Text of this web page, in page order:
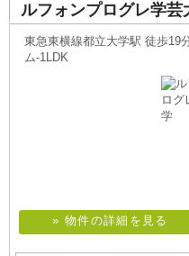
ルフォンプログレ学芸
東急東横線都立大学駅 徒歩19
ム-1LDK
» 物件の詳細を見る